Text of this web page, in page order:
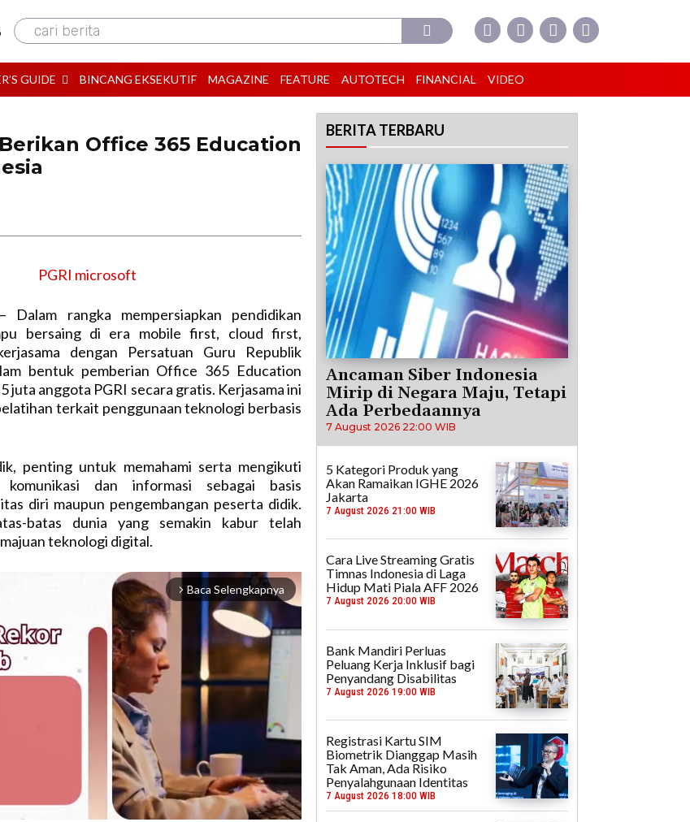
cari berita
GUIDE BINCANG EKSEKUTIF MAGAZINE FEATURE AUTOTECH FINANCIAL VIDEO
Office 365 Education
rangka mempersiapkan pendidikan
bersaing di era mobile first, cloud first,
dengan Persatuan Guru Republik
bentuk pemberian Office 365 Education
juta anggota PGRI secara gratis. Kerjasama ini
terkait penggunaan teknologi berbasis
penting untuk memahami serta mengikuti
komunikasi dan informasi sebagai basis
diri maupun pengembangan peserta didik.
batas dunia yang semakin kabur telah
teknologi digital.
arrow_forward_ios Baca Selengkapnya
BERITA TERBARU
Ancaman Siber Indonesia
Mirip di Negara Maju, Tetapi
Ada Perbedaannya
7 August 2026 22:00 WIB
5 Kategori Produk yang
Akan Ramaikan IGHE 2026
Jakarta
7 August 2026 21:00 WIB
Cara Live Streaming Gratis
Timnas Indonesia di Laga
Hidup Mati Piala AFF 2026
7 August 2026 20:00 WIB
Bank Mandiri Perluas
Peluang Kerja Inklusif bagi
Penyandang Disabilitas
7 August 2026 19:00 WIB
Registrasi Kartu SIM
Biometrik Dianggap Masih
Tak Aman, Ada Risiko
Penyalahgunaan Identitas
7 August 2026 18:00 WIB